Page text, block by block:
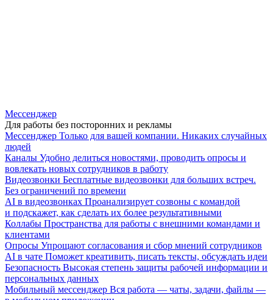
Мессенджер
Для работы без посторонних и рекламы
Мессенджер Только для вашей компании. Никаких случайных
людей
Каналы Удобно делиться новостями, проводить опросы и
вовлекать новых сотрудников в работу
Видеозвонки Бесплатные видеозвонки для больших встреч.
Без ограничений по времени
AI в видеозвонках Проанализирует созвоны с командой
и подскажет, как сделать их более результативными
Коллабы Пространства для работы с внешними командами и
клиентами
Опросы Упрощают согласования и сбор мнений сотрудников
AI в чате Поможет креативить, писать тексты, обсуждать идеи
Безопасность Высокая степень защиты рабочей информации и
персональных данных
Мобильный мессенджер Вся работа — чаты, задачи, файлы —